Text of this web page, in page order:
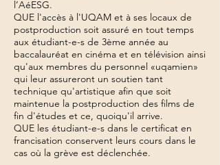
l’AéESG.
QUE l'accès à l'UQAM et à ses locaux de
postproduction soit assuré en tout temps
aux étudiant-e-s de 3ème année au
baccalauréat en cinéma et en télévision ainsi
qu'aux membres du personnel «uqamien»
qui leur assureront un soutien tant
technique qu'artistique afin que soit
maintenue la postproduction des films de
fin d'études et ce, quoiqu'il arrive.
QUE les étudiant-e-s dans le certificat en
francisation conservent leurs cours dans le
cas où la grève est déclenchée.